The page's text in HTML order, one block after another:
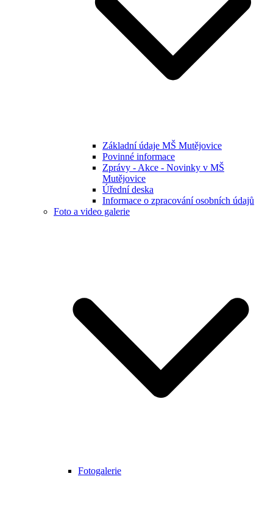
Základní údaje MŠ Mutějovice
Povinné informace
Zprávy - Akce - Novinky v MŠ
Mutějovice
Úřední deska
Informace o zpracování osobních údajů
Foto a video galerie
Fotogalerie